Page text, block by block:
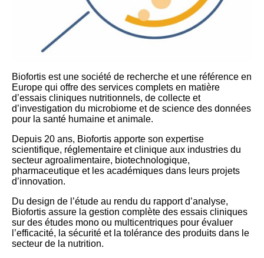
Biofortis est une société de recherche et une référence en
Europe qui offre des services complets en matière
d’essais cliniques nutritionnels, de collecte et
d’investigation du microbiome et de science des données
pour la santé humaine et animale.
Depuis 20 ans, Biofortis apporte son expertise
scientifique, réglementaire et clinique aux industries du
secteur agroalimentaire, biotechnologique,
pharmaceutique et les académiques dans leurs projets
d’innovation.
Du design de l’étude au rendu du rapport d’analyse,
Biofortis assure la gestion complète des essais cliniques
sur des études mono ou multicentriques pour évaluer
l’efficacité, la sécurité et la tolérance des produits dans le
secteur de la nutrition.